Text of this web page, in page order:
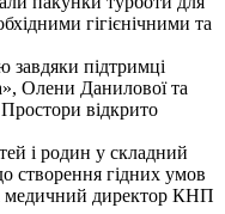
гігієнічними та
завдяки підтримці
Олени Данилової та
відкрито
і родин у складний
створення гідних умов
медичний директор КНП